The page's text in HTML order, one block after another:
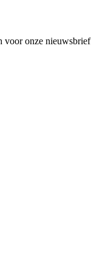
voor onze nieuwsbrief